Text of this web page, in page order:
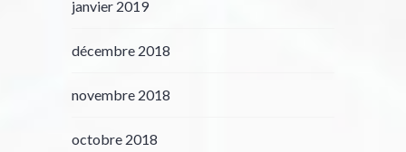
janvier 2019
décembre 2018
novembre 2018
octobre 2018